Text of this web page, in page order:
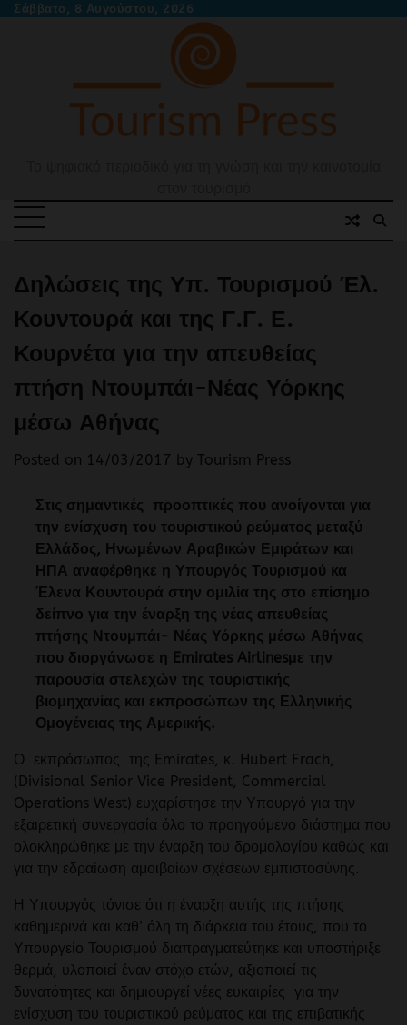
SkipΣάββατο, 8 Αυγούστου, 2026
Δηλώσεις της Υπ. Τουρισμού Έλ.
Κουντουρά και της Γ.Γ. Ε.
Κουρνέτα για την απευθείας
πτήση Ντουμπάι-Νέας Υόρκης
μέσω Αθήνας
Posted on 14/03/2017 by Tourism Press
Στις σημαντικές προοπτικές που ανοίγονται για
την ενίσχυση του τουριστικού ρεύματος μεταξύ
Ελλάδος, Ηνωμένων Αραβικών Εμιράτων και
ΗΠΑ αναφέρθηκε η Υπουργός Τουρισμού κα
Έλενα Κουντουρά στην ομιλία της στο επίσημο
δείπνο για την έναρξη της νέας απευθείας
πτήσης Ντουμπάι- Νέας Υόρκης μέσω Αθήνας
που διοργάνωσε η Emirates Airlinesμε την
παρουσία στελεχών της τουριστικής
βιομηχανίας και εκπροσώπων της Ελληνικής
Ομογένειας της Αμερικής.
Ο εκπρόσωπος της Emirates, κ. Hubert Frach,
(Divisional Senior Vice President, Commercial
Operations West) ευχαρίστησε την Υπουργό για την
εξαιρετική συνεργασία όλο το προηγούμενο διάστημα που
ολοκληρώθηκε με την έναρξη του δρομολογίου καθώς και
για την εδραίωση αμοιβαίων σχέσεων εμπιστοσύνης.
Η Υπουργός τόνισε ότι η έναρξη αυτής της πτήσης
καθημερινά και καθ’ όλη τη διάρκεια του έτους, που το
Υπουργείο Τουρισμού διαπραγματεύτηκε και υποστήριξε
θερμά, υλοποιεί έναν στόχο ετών, αξιοποιεί τις
δυνατότητες και δημιουργεί νέες ευκαιρίες για την
ενίσχυση του τουριστικού ρεύματος και της επιβατικής